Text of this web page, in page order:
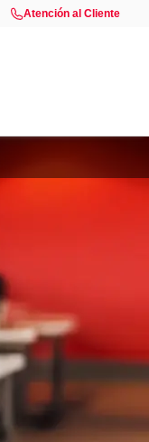
Atención al Cliente